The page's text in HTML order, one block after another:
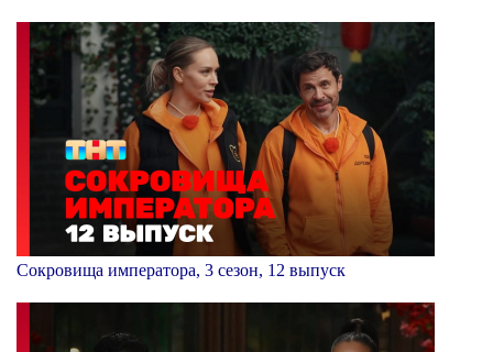
Сокровища императора, 3 сезон, 12 выпуск